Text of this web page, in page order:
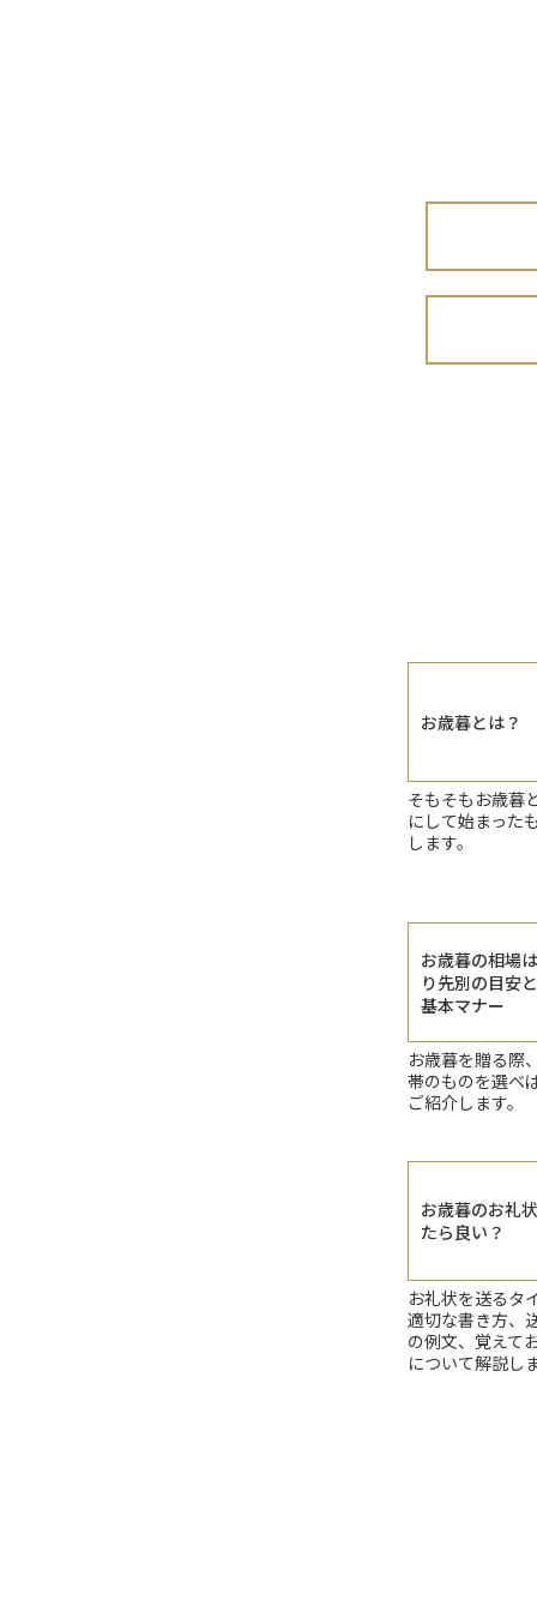
お歳暮とは？
そもそもお歳暮
にして始まった
します。
お歳暮の相場
り先別の目安
基本マナー
お歳暮を贈る際
帯のものを選べ
ご紹介します。
お歳暮のお礼
たら良い？
お礼状を送るタ
適切な書き方、
の例文、覚えて
について解説し